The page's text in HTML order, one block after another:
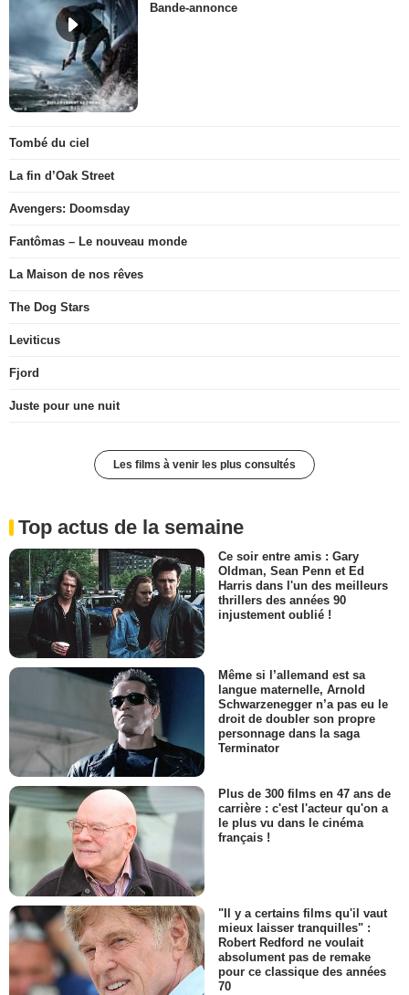
Bande-annonce
Tombé du ciel
La fin d’Oak Street
Avengers: Doomsday
Fantômas – Le nouveau monde
La Maison de nos rêves
The Dog Stars
Leviticus
Fjord
Juste pour une nuit
Les films à venir les plus consultés
Top actus de la semaine
Ce soir entre amis : Gary
Oldman, Sean Penn et Ed
Harris dans l'un des meilleurs
thrillers des années 90
injustement oublié !
Même si l’allemand est sa
langue maternelle, Arnold
Schwarzenegger n’a pas eu le
droit de doubler son propre
personnage dans la saga
Terminator
Plus de 300 films en 47 ans de
carrière : c'est l'acteur qu'on a
le plus vu dans le cinéma
français !
"Il y a certains films qu'il vaut
mieux laisser tranquilles" :
Robert Redford ne voulait
absolument pas de remake
pour ce classique des années
70